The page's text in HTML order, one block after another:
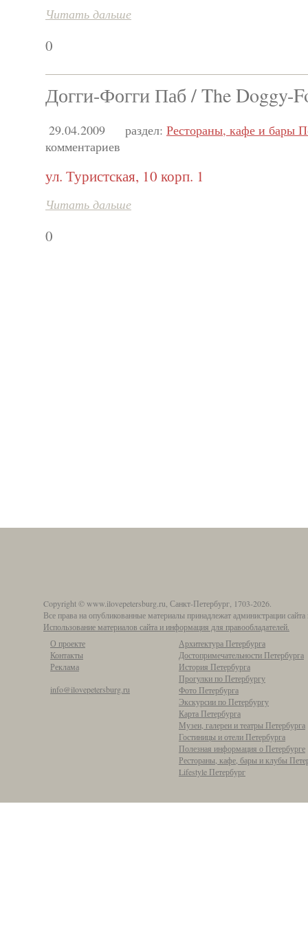
Читать дальше
0
Догги-Фогги Паб / The Doggy-
29.04.2009 раздел: Рестораны, кафе и бары
комментариев
ул. Туристская, 10 корп. 1
Читать дальше
0
Copyright © www.ilovepetersburg.ru, Санкт-Петербург, 1703-2026.
Все права на опубликованные материалы принадлежат администрации
Использование материалов сайта и информация для правообладателей.
О проекте
Контакты
Реклама
info@ilovepetersburg.ru
Архитектура Петербурга
Достопримечательности Петербурга
История Петербурга
Прогулки по Петербургу
Фото Петербурга
Экскурсии по Петербургу
Карта Петербурга
Музеи, галереи и театры Петербурга
Гостиницы и отели Петербурга
Полезная информация о Петербурге
Рестораны, кафе, бары и клубы
Lifestyle Петербург